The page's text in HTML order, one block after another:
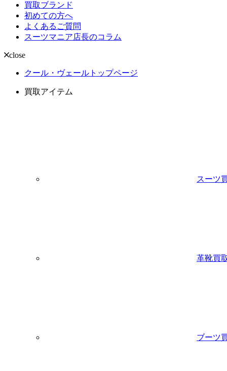
買取ブランド
初めての方へ
よくあるご質問
スーツマニア店長のコラム
close
クール・ヴェールトップページ
買取アイテム
スーツ
革靴買
ブーツ